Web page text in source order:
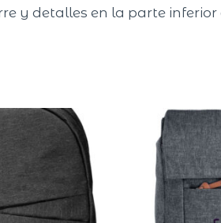
y detalles en la parte